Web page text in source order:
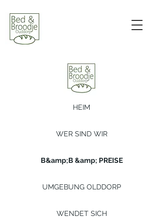
HEIM
WER SIND WIR
B&amp;B &amp; PREISE
UMGEBUNG OLDDORP
WENDET SICH